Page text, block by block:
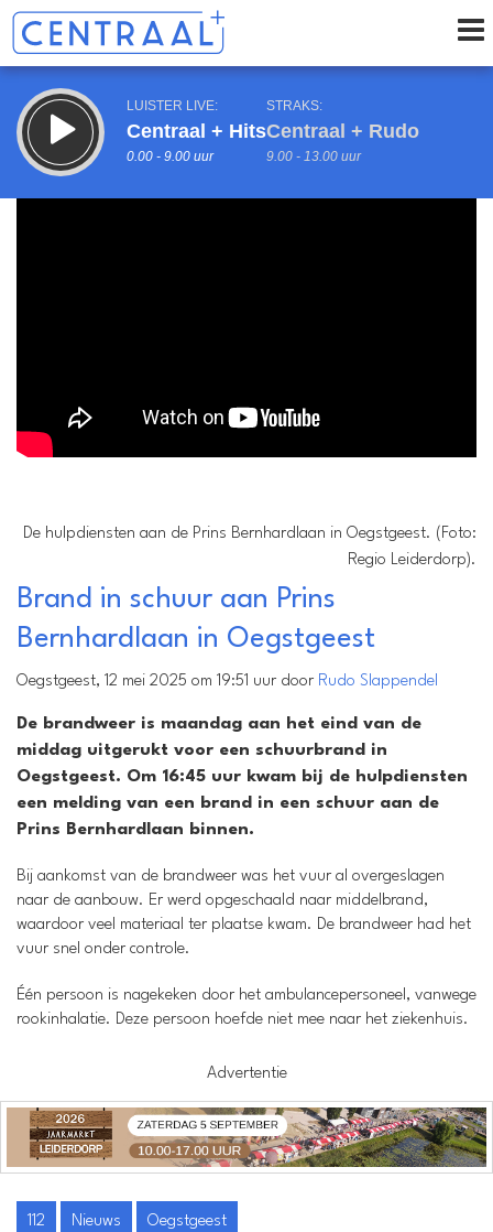
LUISTER LIVE:
Centraal + Hits
0.00 - 9.00 uur
STRAKS:
Centraal + Rudo
9.00 - 13.00 uur
De hulpdiensten aan de Prins Bernhardlaan in Oegstgeest. (Foto:
Regio Leiderdorp).
Brand in schuur aan Prins
Bernhardlaan in Oegstgeest
Oegstgeest, 12 mei 2025 om 19:51 uur door Rudo Slappendel
De brandweer is maandag aan het eind van de
middag uitgerukt voor een schuurbrand in
Oegstgeest. Om 16:45 uur kwam bij de hulpdiensten
een melding van een brand in een schuur aan de
Prins Bernhardlaan binnen.
Bij aankomst van de brandweer was het vuur al overgeslagen
naar de aanbouw. Er werd opgeschaald naar middelbrand,
waardoor veel materiaal ter plaatse kwam. De brandweer had het
vuur snel onder controle.
Één persoon is nagekeken door het ambulancepersoneel, vanwege
rookinhalatie. Deze persoon hoefde niet mee naar het ziekenhuis.
Advertentie
112 Nieuws Oegstgeest